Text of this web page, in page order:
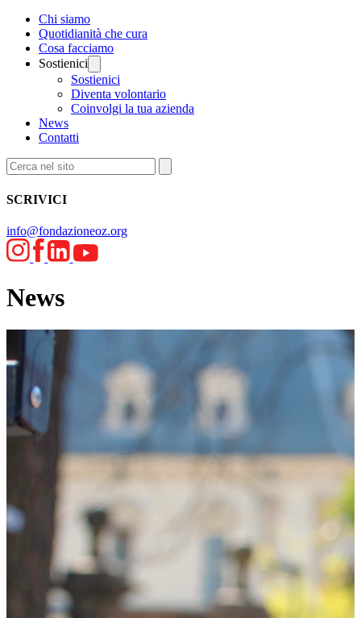
Chi siamo
Quotidianità che cura
Cosa facciamo
Sostienici
Sostienici
Diventa volontario
Coinvolgi la tua azienda
News
Contatti
SCRIVICI
info@fondazioneoz.org
News